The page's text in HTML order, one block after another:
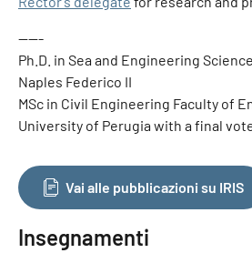
——-
Ph.D. in Sea and Engineering
Naples Federico II
MSc in Civil Engineering Faculty of
University of Perugia with a final vote
Vai alle pubblicazioni su IRIS
Insegnamenti